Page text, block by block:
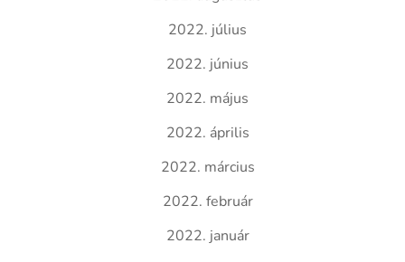
2022. július
2022. június
2022. május
2022. április
2022. március
2022. február
2022. január